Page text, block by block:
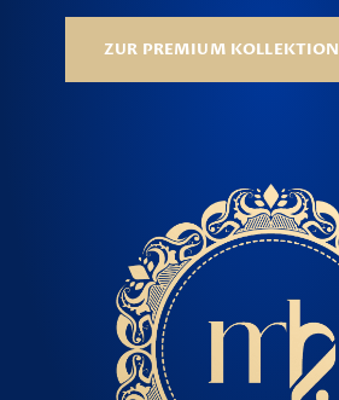
ZUR PREMIUM KOLLEKTION